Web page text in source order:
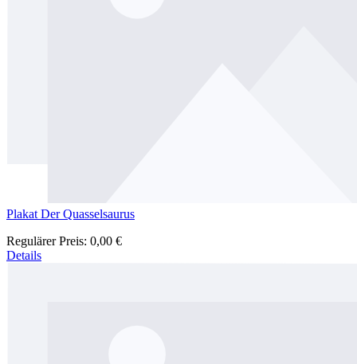
Plakat Der Quasselsaurus
Regulärer Preis: 0,00 €
Details